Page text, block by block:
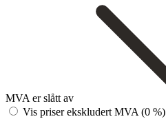
MVA er slått av
Vis priser ekskludert MVA (0 %)